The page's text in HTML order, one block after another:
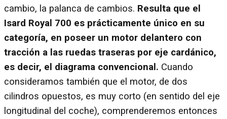
cambio, la palanca de cambios. Resulta que el
Isard Royal 700 es prácticamente único en su
categoría, en poseer un motor delantero con
tracción a las ruedas traseras por eje cardánico,
es decir, el diagrama convencional. Cuando
consideramos también que el motor, de dos
cilindros opuestos, es muy corto (en sentido del eje
longitudinal del coche), comprenderemos entonces